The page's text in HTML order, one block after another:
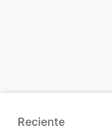
Reciente